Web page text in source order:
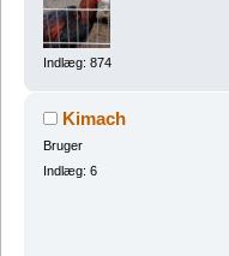
Indlæg: 874
Kimach
Bruger
Indlæg: 6